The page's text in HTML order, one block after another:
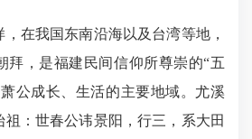
在我国东南沿海以及台湾等地，
拜，是福建民间信仰所尊崇的“五
公成长、生活的主要地域。尤溪
：世春公讳景阳，行三，系大田